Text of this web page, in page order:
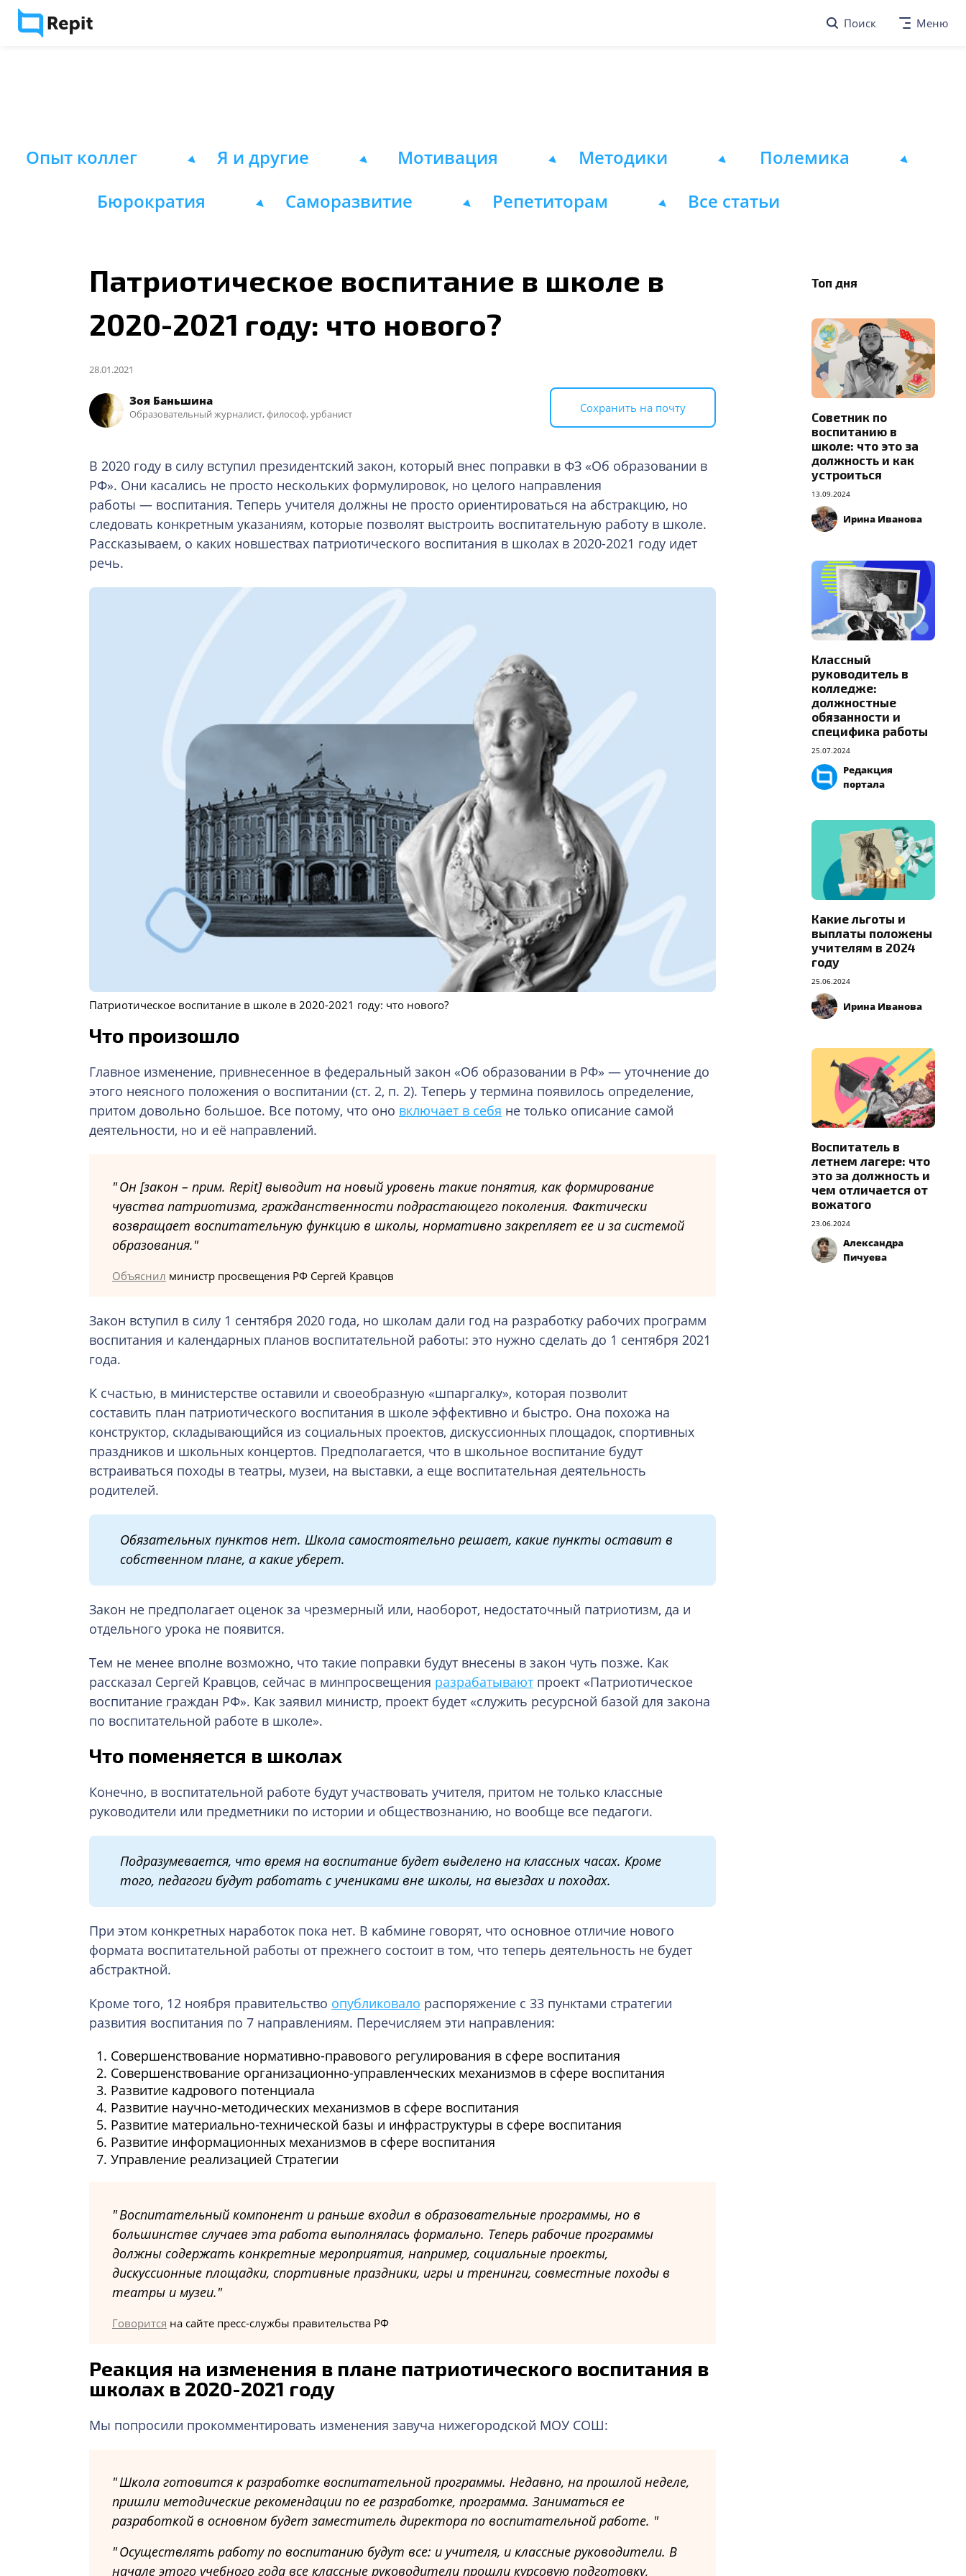
Поиск Меню
Опыт коллег Я и другие Мотивация Методики
Полемика
Бюрократия
Саморазвитие Репетиторам Все статьи
Патриотическое воспитание в школе в
2020-2021 году: что нового?
28.01.2021
Зоя Баньшина
Образовательный журналист, философ, урбанист Сохранить на почту
В 2020 году в силу вступил президентский закон, который внес поправки в ФЗ «Об образовании в
РФ». Они касались не просто нескольких формулировок, но целого направления
работы — воспитания. Теперь учителя должны не просто ориентироваться на абстракцию, но
следовать конкретным указаниям, которые позволят выстроить воспитательную работу в школе.
Рассказываем, о каких новшествах патриотического воспитания в школах в 2020-2021 году идет
речь.
Патриотическое воспитание в школе в 2020-2021 году: что нового?
Что произошло
Главное изменение, привнесенное в федеральный закон «Об образовании в РФ» — уточнение до
этого неясного положения о воспитании (ст. 2, п. 2). Теперь у термина появилось определение,
притом довольно большое. Все потому, что оно включает в себя не только описание самой
деятельности, но и её направлений.
Он [закон – прим. Repit] выводит на новый уровень такие понятия, как формирование
чувства патриотизма, гражданственности подрастающего поколения. Фактически
возвращает воспитательную функцию в школы, нормативно закрепляет ее и за системой
образования.
Объяснил министр просвещения РФ Сергей Кравцов
Закон вступил в силу 1 сентября 2020 года, но школам дали год на разработку рабочих программ
воспитания и календарных планов воспитательной работы: это нужно сделать до 1 сентября 2021
года.
К счастью, в министерстве оставили и своеобразную «шпаргалку», которая позволит
составить план патриотического воспитания в школе эффективно и быстро. Она похожа на
конструктор, складывающийся из социальных проектов, дискуссионных площадок, спортивных
праздников и школьных концертов. Предполагается, что в школьное воспитание будут
встраиваться походы в театры, музеи, на выставки, а еще воспитательная деятельность
родителей.
Обязательных пунктов нет. Школа самостоятельно решает, какие пункты оставит в
собственном плане, а какие уберет.
Закон не предполагает оценок за чрезмерный или, наоборот, недостаточный патриотизм, да и
отдельного урока не появится.
Тем не менее вполне возможно, что такие поправки будут внесены в закон чуть позже. Как
рассказал Сергей Кравцов, сейчас в минпросвещения разрабатывают проект «Патриотическое
воспитание граждан РФ». Как заявил министр, проект будет «служить ресурсной базой для закона
по воспитательной работе в школе».
Что поменяется в школах
Конечно, в воспитательной работе будут участвовать учителя, притом не только классные
руководители или предметники по истории и обществознанию, но вообще все педагоги.
Подразумевается, что время на воспитание будет выделено на классных часах. Кроме
того, педагоги будут работать с учениками вне школы, на выездах и походах.
При этом конкретных наработок пока нет. В кабмине говорят, что основное отличие нового
формата воспитательной работы от прежнего состоит в том, что теперь деятельность не будет
абстрактной.
Кроме того, 12 ноября правительство опубликовало распоряжение с 33 пунктами стратегии
развития воспитания по 7 направлениям. Перечисляем эти направления:
Совершенствование нормативно-правового регулирования в сфере воспитания
Совершенствование организационно-управленческих механизмов в сфере воспитания
Развитие кадрового потенциала
Развитие научно-методических механизмов в сфере воспитания
Развитие материально-технической базы и инфраструктуры в сфере воспитания
Развитие информационных механизмов в сфере воспитания
Управление реализацией Стратегии
Воспитательный компонент и раньше входил в образовательные программы, но в
большинстве случаев эта работа выполнялась формально. Теперь рабочие программы
должны содержать конкретные мероприятия, например, социальные проекты,
дискуссионные площадки, спортивные праздники, игры и тренинги, совместные походы в
театры и музеи.
Говорится на сайте пресс-службы правительства РФ
Реакция на изменения в плане патриотического воспитания в
школах в 2020-2021 году
Мы попросили прокомментировать изменения завуча нижегородской МОУ СОШ:
Школа готовится к разработке воспитательной программы. Недавно, на прошлой неделе,
пришли методические рекомендации по ее разработке, программа. Заниматься ее
разработкой в основном будет заместитель директора по воспитательной работе.
Осуществлять работу по воспитанию будут все: и учителя, и классные руководители. В
начале этого учебного года все классные руководители прошли курсовую подготовку,
Топ дня
Советник по
воспитанию в
школе: что это за
должность и как
устроиться
13.09.2024
Ирина Иванова
Классный
руководитель в
колледже:
должностные
обязанности и
специфика работы
25.07.2024
Редакция
портала
Какие льготы и
выплаты положены
учителям в 2024
году
25.06.2024
Ирина Иванова
Воспитатель в
летнем лагере: что
это за должность и
чем отличается от
вожатого
23.06.2024
Александра
Пичуева